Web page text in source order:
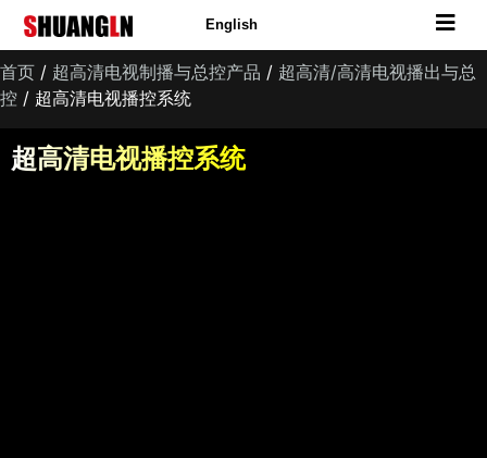
English
首页 / 超高清电视制播与总控产品 / 超高清/高清电视播出与总
控 / 超高清电视播控系统
超高清电视播控系统